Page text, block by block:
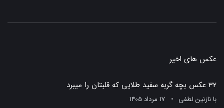
عکس های اخیر
32 عکس بچه گربه سفید طلایی که قلبتان را میبرد
بانازنین لطفی 17 مرداد 1405